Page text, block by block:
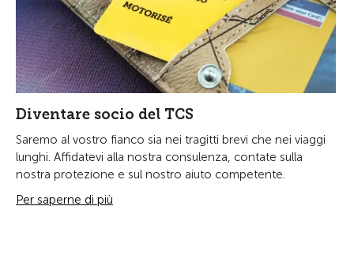
Diventare socio del TCS
Saremo al vostro fianco sia nei tragitti brevi che nei viaggi
lunghi. Affidatevi alla nostra consulenza, contate sulla
nostra protezione e sul nostro aiuto competente.
Per saperne di più